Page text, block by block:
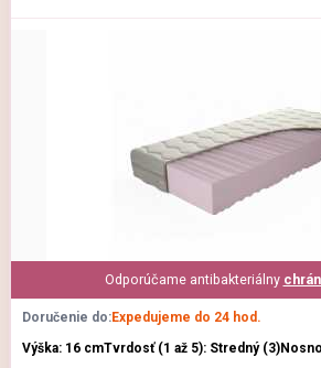
Odporúčame antibakteriálny
Doručenie do:Expedujeme do 24 hod.
Výška: 16 cmTvrdosť (1 až 5): Stredný (3)